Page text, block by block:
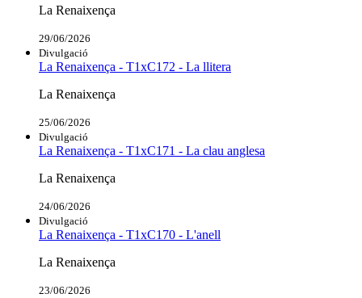
La Renaixença
29/06/2026
Divulgació
La Renaixença - T1xC172 - La llitera
La Renaixença
25/06/2026
Divulgació
La Renaixença - T1xC171 - La clau anglesa
La Renaixença
24/06/2026
Divulgació
La Renaixença - T1xC170 - L'anell
La Renaixença
23/06/2026